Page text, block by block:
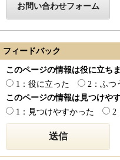
フィードバック
このページの情報は役に立ち
1：役に立った
2：ふつ
このページの情報は見つけや
1：見つけやすかった
2